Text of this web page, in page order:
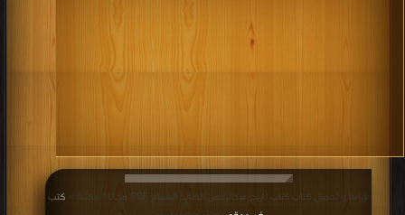
قراءة و تحميل كتاب كتاب تاريخ عبدالرحمن الصالح البسام PDF مجانا | مكتبة >
في موقع
| التحميل : مرة/مرات